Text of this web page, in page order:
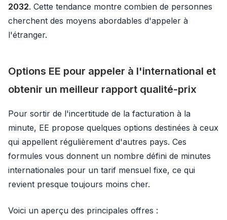
2032. Cette tendance montre combien de personnes
cherchent des moyens abordables d'appeler à
l'étranger.
Options EE pour appeler à l'international et
obtenir un meilleur rapport qualité‑prix
Pour sortir de l'incertitude de la facturation à la
minute, EE propose quelques options destinées à ceux
qui appellent régulièrement d'autres pays. Ces
formules vous donnent un nombre défini de minutes
internationales pour un tarif mensuel fixe, ce qui
revient presque toujours moins cher.
Voici un aperçu des principales offres :